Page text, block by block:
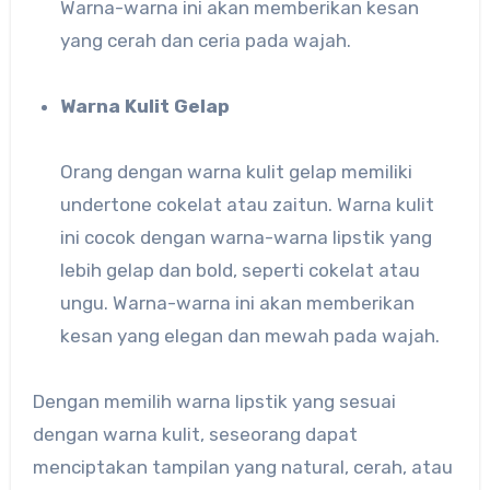
Warna-warna ini akan memberikan kesan
yang cerah dan ceria pada wajah.
Warna Kulit Gelap
Orang dengan warna kulit gelap memiliki
undertone cokelat atau zaitun. Warna kulit
ini cocok dengan warna-warna lipstik yang
lebih gelap dan bold, seperti cokelat atau
ungu. Warna-warna ini akan memberikan
kesan yang elegan dan mewah pada wajah.
Dengan memilih warna lipstik yang sesuai
dengan warna kulit, seseorang dapat
menciptakan tampilan yang natural, cerah, atau